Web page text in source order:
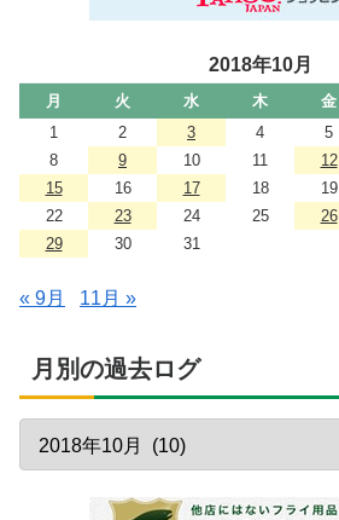
2018年10月
月 火 水 木 金
1
2 3 4 5
8
9 10 11 12
15
16 17 18 19
22
23 24 25 26
29
30 31
« 9月 11月 »
月別の過去ログ